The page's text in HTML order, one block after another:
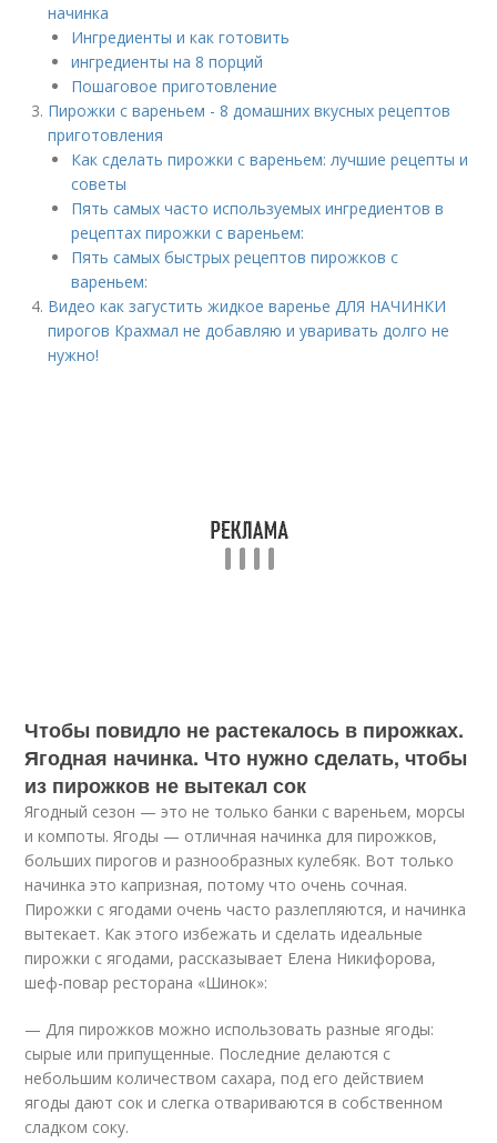
начинка
Ингредиенты и как готовить
ингредиенты на 8 порций
Пошаговое приготовление
Пирожки с вареньем - 8 домашних вкусных рецептов
приготовления
Как сделать пирожки с вареньем: лучшие рецепты и
советы
Пять самых часто используемых ингредиентов в
рецептах пирожки с вареньем:
Пять самых быстрых рецептов пирожков с
вареньем:
Видео как загустить жидкое варенье ДЛЯ НАЧИНКИ
пирогов Крахмал не добавляю и уваривать долго не
нужно!
Чтобы повидло не растекалось в пирожках.
Ягодная начинка. Что нужно сделать, чтобы
из пирожков не вытекал сок
Ягодный сезон — это не только банки с вареньем, морсы
и компоты. Ягоды — отличная начинка для пирожков,
больших пирогов и разнообразных кулебяк. Вот только
начинка это капризная, потому что очень сочная.
Пирожки с ягодами очень часто разлепляются, и начинка
вытекает. Как этого избежать и сделать идеальные
пирожки с ягодами, рассказывает Елена Никифорова,
шеф-повар ресторана «Шинок»:
— Для пирожков можно использовать разные ягоды:
сырые или припущенные. Последние делаются с
небольшим количеством сахара, под его действием
ягоды дают сок и слегка отвариваются в собственном
сладком соку.